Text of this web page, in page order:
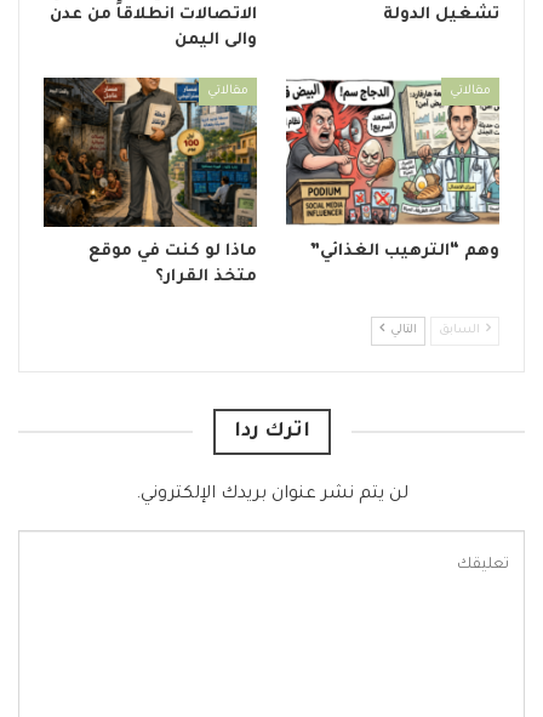
تشغيل الدولة
الاتصالات انطلاقاً من عدن
والى اليمن
مقالاتي
وهم “الترهيب الغذائي”
مقالاتي
ماذا لو كنت في موقع
متخذ القرار؟
السابق التالي
اترك ردا
لن يتم نشر عنوان بريدك الإلكتروني.